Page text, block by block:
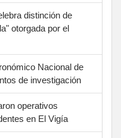
distinción de
otorgada por el
Nacional de
de investigación
operativos
en El Vigía